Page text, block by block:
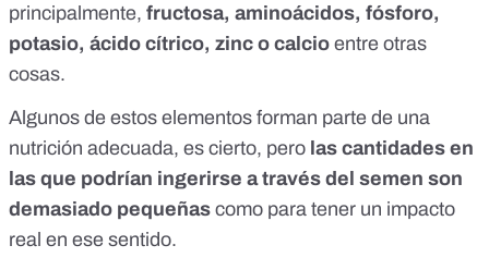
principalmente, fructosa, aminoácidos, fósforo,
potasio, ácido cítrico, zinc o calcio entre otras
cosas.
Algunos de estos elementos forman parte de una
nutrición adecuada, es cierto, pero las cantidades en
las que podrían ingerirse a través del semen son
demasiado pequeñas como para tener un impacto
real en ese sentido.